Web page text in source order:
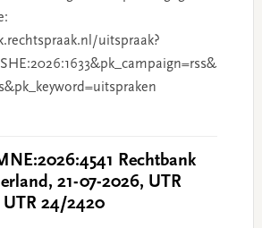
uitspraak?
Rechtbank
21-07-2026, UTR
24/2420